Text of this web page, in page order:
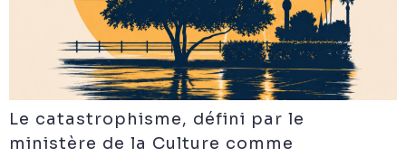
Le catastrophisme, défini par le
ministère de la Culture comme